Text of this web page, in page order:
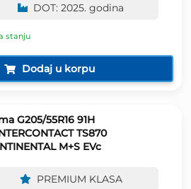
DOT: 2025. godina
stanju
Dodaj u korpu
G205/55R16 91H
TS870
M+S EVc
PREMIUM KLASA